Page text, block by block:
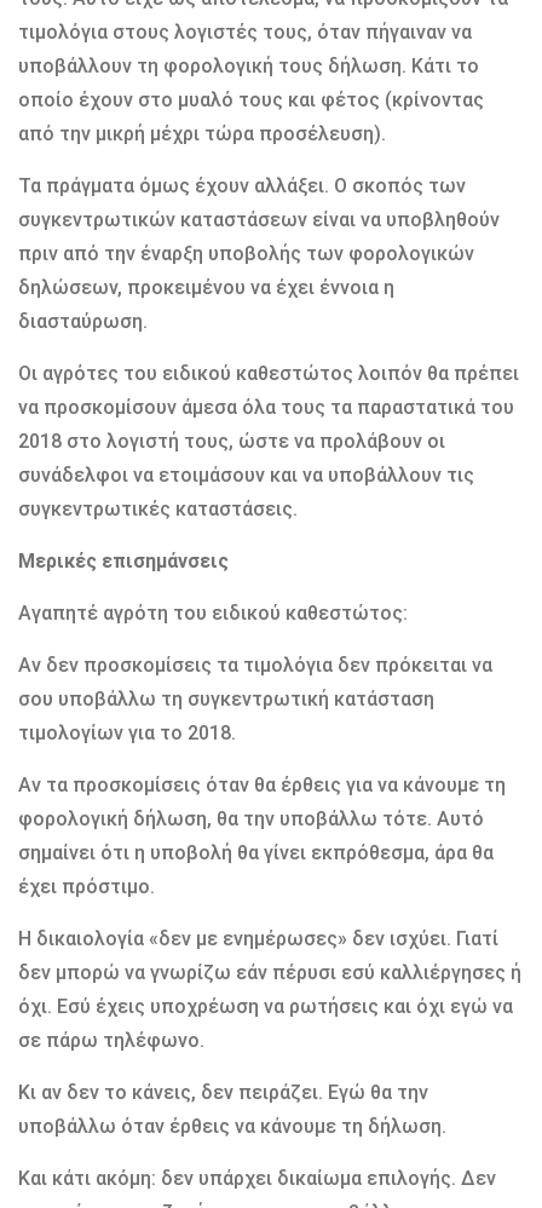
τιµολόγια στους λογιστές τους, όταν πήγαιναν να
υποβάλλουν τη φορολογική τους δήλωση. Κάτι το
οποίο έχουν στο µυαλό τους και φέτος (κρίνοντας
από την µικρή µέχρι τώρα προσέλευση).
Τα πράγµατα όµως έχουν αλλάξει. Ο σκοπός των
συγκεντρωτικών καταστάσεων είναι να υποβληθούν
πριν από την έναρξη υποβολής των φορολογικών
δηλώσεων, προκειµένου να έχει έννοια η
διασταύρωση.
Οι αγρότες του ειδικού καθεστώτος λοιπόν θα πρέπει
να προσκοµίσουν άµεσα όλα τους τα παραστατικά του
2018 στο λογιστή τους, ώστε να προλάβουν οι
συνάδελφοι να ετοιµάσουν και να υποβάλλουν τις
συγκεντρωτικές καταστάσεις.
Μερικές επισηµάνσεις
Αγαπητέ αγρότη του ειδικού καθεστώτος:
Αν δεν προσκοµίσεις τα τιµολόγια δεν πρόκειται να
σου υποβάλλω τη συγκεντρωτική κατάσταση
τιµολογίων για το 2018.
Αν τα προσκοµίσεις όταν θα έρθεις για να κάνουµε τη
φορολογική δήλωση, θα την υποβάλλω τότε. Αυτό
σηµαίνει ότι η υποβολή θα γίνει εκπρόθεσµα, άρα θα
έχει πρόστιµο.
Η δικαιολογία «δεν µε ενηµέρωσες» δεν ισχύει. Γιατί
δεν µπορώ να γνωρίζω εάν πέρυσι εσύ καλλιέργησες ή
όχι. Εσύ έχεις υποχρέωση να ρωτήσεις και όχι εγώ να
σε πάρω τηλέφωνο.
Κι αν δεν το κάνεις, δεν πειράζει. Εγώ θα την
υποβάλλω όταν έρθεις να κάνουµε τη δήλωση.
Και κάτι ακόµη: δεν υπάρχει δικαίωµα επιλογής. ∆εν